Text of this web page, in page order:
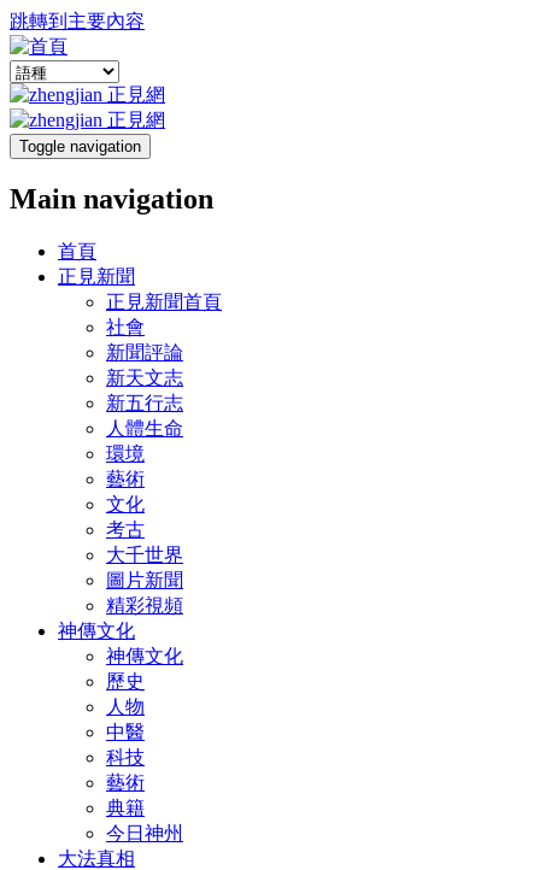
跳轉到主要內容
Toggle navigation
Main navigation
首頁
正見新聞
正見新聞首頁
社會
新聞評論
新天文志
新五行志
人體生命
環境
藝術
文化
考古
大千世界
圖片新聞
精彩視頻
神傳文化
神傳文化
歷史
人物
中醫
科技
藝術
典籍
今日神州
大法真相